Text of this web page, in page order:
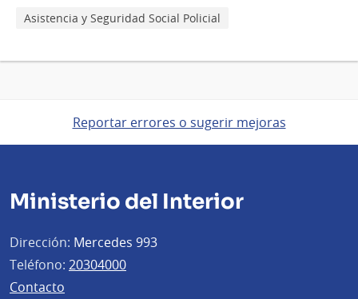
Asistencia y Seguridad Social Policial
Reportar errores o sugerir mejoras
Ministerio del Interior
Dirección: Mercedes 993
Teléfono: 20304000
Contacto